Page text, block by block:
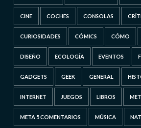
CINE COCHES CONSOLAS
CURIOSIDADES CÓMICS CÓMO
DISEÑO ECOLOGÍA EVENTOS
GADGETS GEEK GENERAL
INTERNET JUEGOS LIBROS
META 5 COMENTARIOS MÚSICA